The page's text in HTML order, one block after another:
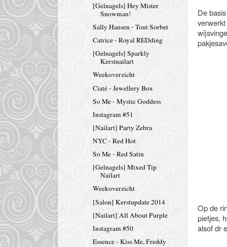
De
Op de
pietjes,
alsof dr
[Gelnagels] Hey Mister
Snowman!
Sally Hansen - Tout Sorbet
Catrice - Royal REDding
[Gelnagels] Sparkly
Kerstnailart
Weekoverzicht
Ciaté - Jewellery Box
So Me - Mystic Goddess
Instagram #51
[Nailart] Party Zebra
NYC - Red Hot
So Me - Red Satin
[Gelnagels] Mixed Tip
Nailart
Weekoverzicht
[Salon] Kerstupdate 2014
[Nailart] All About Purple
Instagram #50
Essence - Kiss Me, Freddy